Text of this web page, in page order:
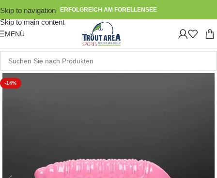
Skip to navigation
Skip to main content
ERFOLGREICH AM FORELLENSEE
MENÜ
-14%